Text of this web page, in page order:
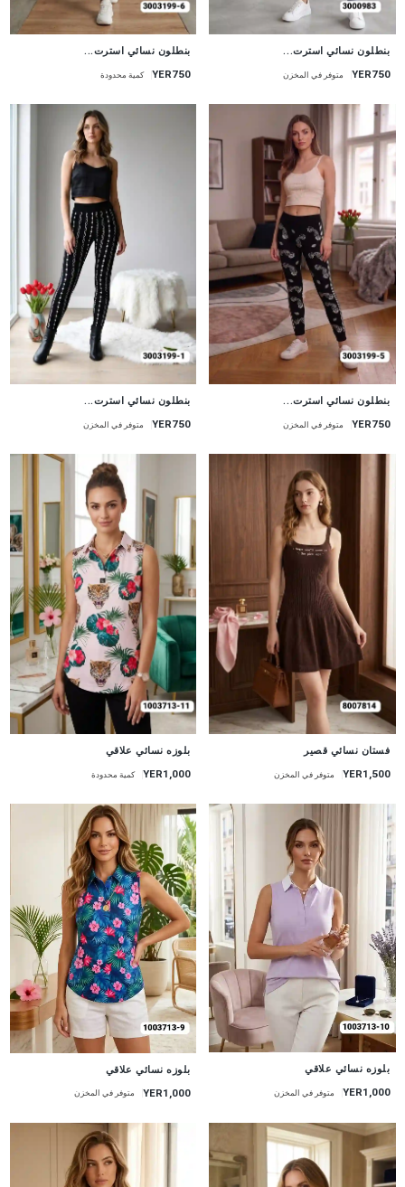
جديد
بنطلون نسائي استرت...
YER750 متوفر في المخزن
جديد
بنطلون نسائي استرت...
YER750 كمية محدودة
جديد
بنطلون نسائي استرت...
YER750 متوفر في المخزن
جديد
بنطلون نسائي استرت...
YER750 متوفر في المخزن
جديد
فستان نسائي قصير
YER1,500 متوفر في المخزن
جديد
بلوزه نسائي علاقي
YER1,000 كمية محدودة
جديد
بلوزه نسائي علاقي
YER1,000 متوفر في المخزن
بلوزه نسائي علاقي
YER1,000 متوفر في المخزن